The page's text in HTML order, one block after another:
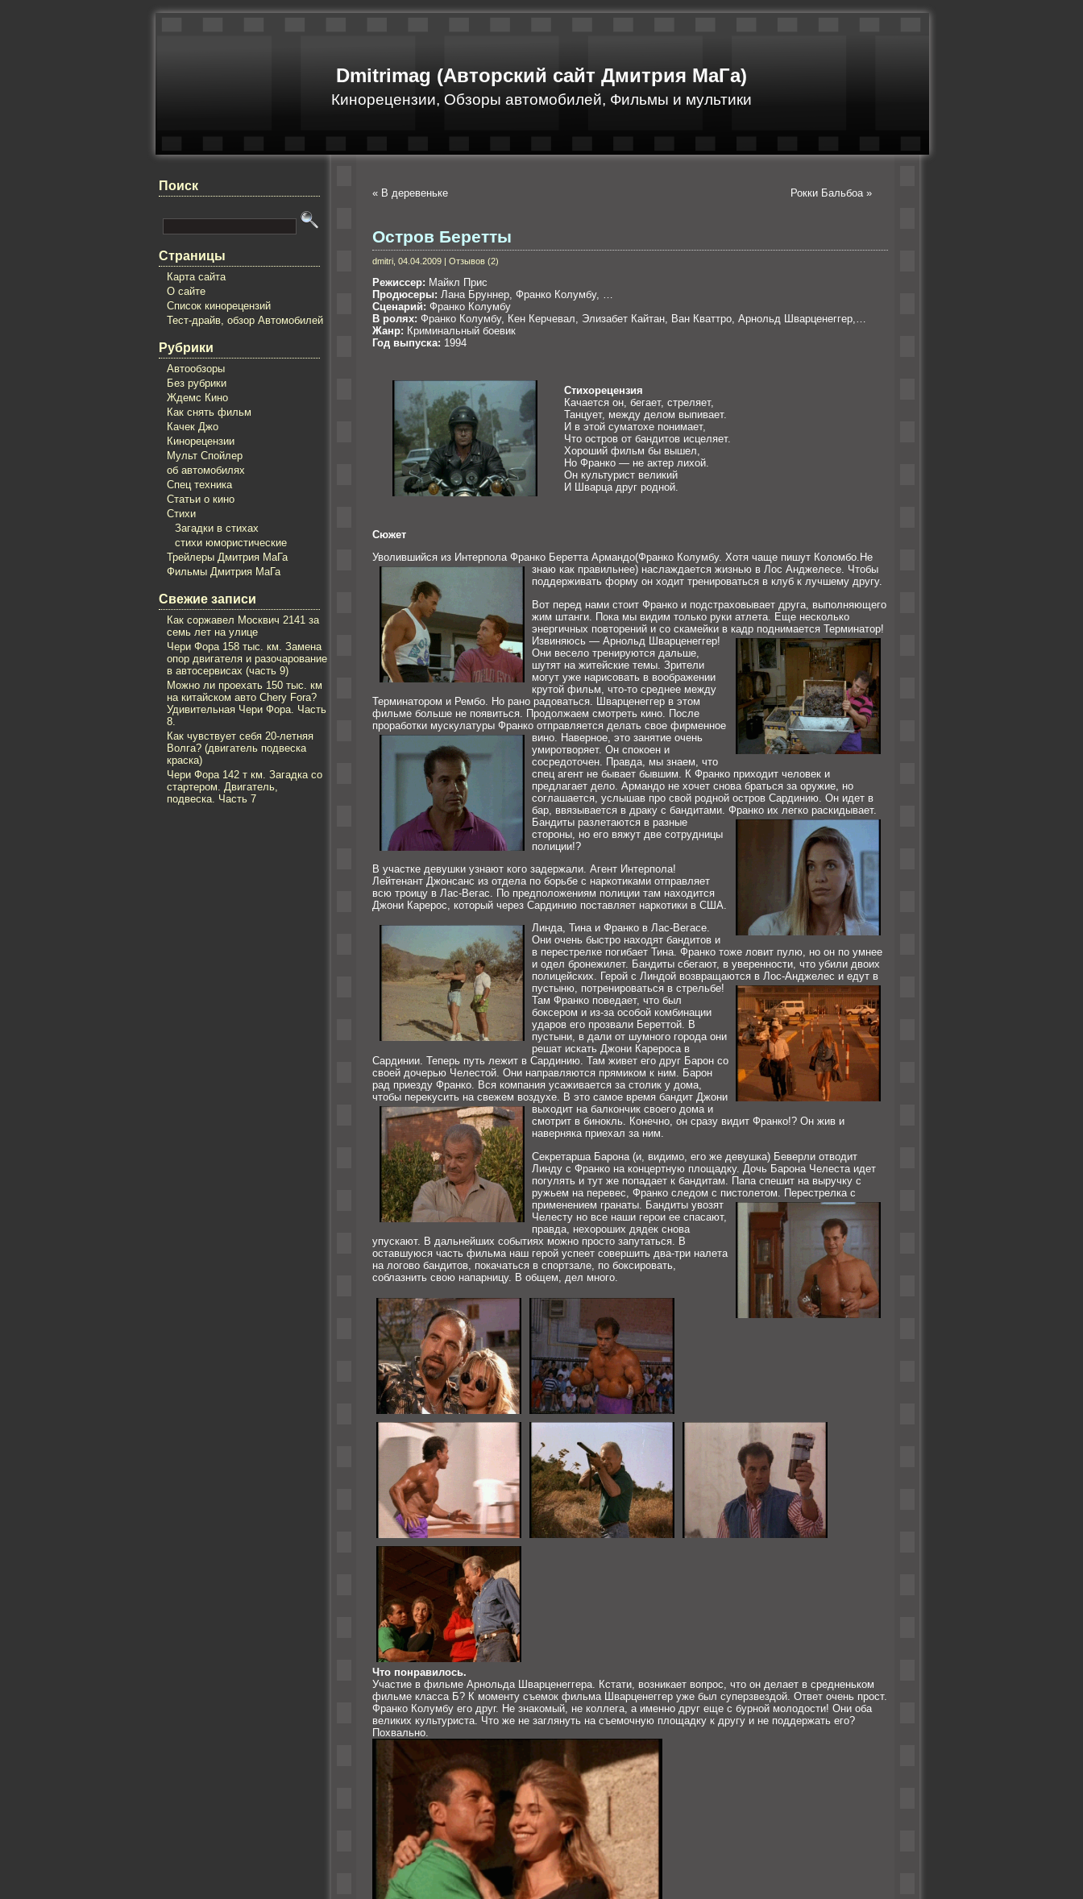
Dmitrimag (Авторский сайт Дмитрия МаГа)
Кинорецензии, Обзоры автомобилей, Фильмы и мультики
Поиск
Страницы
Карта сайта
О сайте
Список кинорецензий
Тест-драйв, обзор Автомобилей
Рубрики
Автообзоры
Без рубрики
Ждемс Кино
Как снять фильм
Качек Джо
Кинорецензии
Мульт Спойлер
об автомобилях
Спец техника
Статьи о кино
Стихи
Загадки в стихах
стихи юмористические
Трейлеры Дмитрия МаГа
Фильмы Дмитрия МаГа
Свежие записи
Как соржавел Mосквич 2141 за
семь лет на улице
Чери Фора 158 тыс. км. Замена
опор двигателя и разочарование
в автосервисах (часть 9)
Можно ли проехать 150 тыс. км
на китайском авто Chery Fora?
Удивительная Чери Фора. Часть
8.
Как чувствует себя 20-летняя
Волга? (двигатель подвеска
краска)
Чери Фора 142 т км. Загадка со
стартером. Двигатель,
подвеска. Часть 7
« В деревеньке Рокки Бальбоа»
Остров Беретты
dmitri, 04.04.2009 | Отзывов (2)
Режиссер: Майкл Прис
Продюсеры: Лана Бруннер, Франко Колумбу, …
Сценарий: Франко Колумбу
В ролях: Франко Колумбу, Кен Керчевал, Элизабет Кайтан, Ван Кваттро, Арнольд Шварценеггер,…
Жанр: Криминальный боевик
Год выпуска: 1994
Стихорецензия
Качается он, бегает, стреляет,
Танцует, между делом выпивает.
И в этой суматохе понимает,
Что остров от бандитов исцеляет.
Хороший фильм бы вышел,
Но Франко — не актер лихой.
Он культурист великий
И Шварца друг родной.
Сюжет
Уволившийся из Интерпола Франко Беретта Армандо(Франко Колумбу. Хотя чаще пишут Коломбо.Не
знаю как правильнее) наслаждается жизнью в Лос Анджелесе. Чтобы
поддерживать форму он ходит тренироваться в клуб к лучшему другу.
Вот перед нами стоит Франко и подстраховывает друга, выполняющего
жим штанги. Пока мы видим только руки атлета. Еще несколько
энергичных повторений и со скамейки в кадр поднимается Терминатор!
Извиняюсь — Арнольд Шварценеггер!
Они весело тренируются дальше,
шутят на житейские темы. Зрители
могут уже нарисовать в воображении
крутой фильм, что-то среднее между
Терминатором и Рембо. Но рано радоваться. Шварценеггер в этом
фильме больше не появиться. Продолжаем смотреть кино. После
проработки мускулатуры Франко отправляется делать свое фирменное
вино. Наверное, это занятие очень
умиротворяет. Он спокоен и
сосредоточен. Правда, мы знаем, что
спец агент не бывает бывшим. К Франко приходит человек и
предлагает дело. Армандо не хочет снова браться за оружие, но
соглашается, услышав про свой родной остров Сардинию. Он идет в
бар, ввязывается в драку с бандитами. Франко их легко раскидывает.
Бандиты разлетаются в разные
стороны, но его вяжут две сотрудницы
полиции!?
В участке девушки узнают кого задержали. Агент Интерпола!
Лейтенант Джонсанс из отдела по борьбе с наркотиками отправляет
всю троицу в Лас-Вегас. По предположениям полиции там находится
Джони Карерос, который через Сардинию поставляет наркотики в США.
Линда, Тина и Франко в Лас-Вегасе.
Они очень быстро находят бандитов и
в перестрелке погибает Тина. Франко тоже ловит пулю, но он по умнее
и одел бронежилет. Бандиты сбегают, в уверенности, что убили двоих
полицейских. Герой с Линдой возвращаются в Лос-Анджелес и едут в
пустыню, потренироваться в стрельбе!
Там Франко поведает, что был
боксером и из-за особой комбинации
ударов его прозвали Береттой. В
пустыни, в дали от шумного города они
решат искать Джони Карероса в
Сардинии. Теперь путь лежит в Сардинию. Там живет его друг Барон со
своей дочерью Челестой. Они направляются прямиком к ним. Барон
рад приезду Франко. Вся компания усаживается за столик у дома,
чтобы перекусить на свежем воздухе. В это самое время бандит Джони
выходит на балкончик своего дома и
смотрит в бинокль. Конечно, он сразу видит Франко!? Он жив и
наверняка приехал за ним.
Секретарша Барона (и, видимо, его же девушка) Беверли отводит
Линду с Франко на концертную площадку. Дочь Барона Челеста идет
погулять и тут же попадает к бандитам. Папа спешит на выручку с
ружьем на перевес, Франко следом с пистолетом. Перестрелка с
применением гранаты. Бандиты увозят
Челесту но все наши герои ее спасают,
правда, нехороших дядек снова
упускают. В дальнейших событиях можно просто запутаться. В
оставшуюся часть фильма наш герой успеет совершить два-три налета
на логово бандитов, покачаться в спортзале, по боксировать,
соблазнить свою напарницу. В общем, дел много.
Что понравилось.
Участие в фильме Арнольда Шварценеггера. Кстати, возникает вопрос, что он делает в средненьком
фильме класса Б? К моменту съемок фильма Шварценеггер уже был суперзвездой. Ответ очень прост.
Франко Колумбу его друг. Не знакомый, не коллега, а именно друг еще с бурной молодости! Они оба
великих культуриста. Что же не заглянуть на съемочную площадку к другу и не поддержать его?
Похвально.